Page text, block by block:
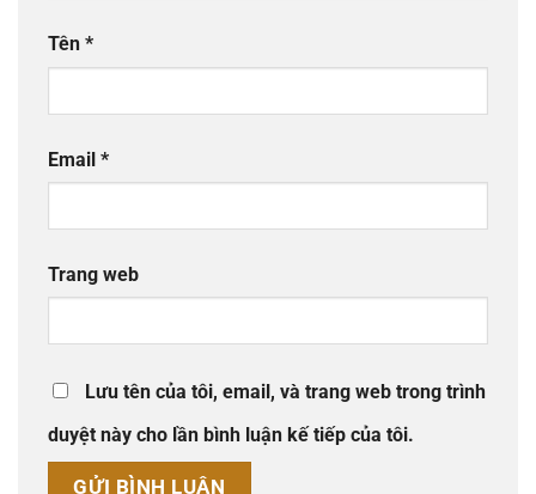
Tên *
Email *
Trang web
Lưu tên của tôi, email, và trang web trong trình
duyệt này cho lần bình luận kế tiếp của tôi.